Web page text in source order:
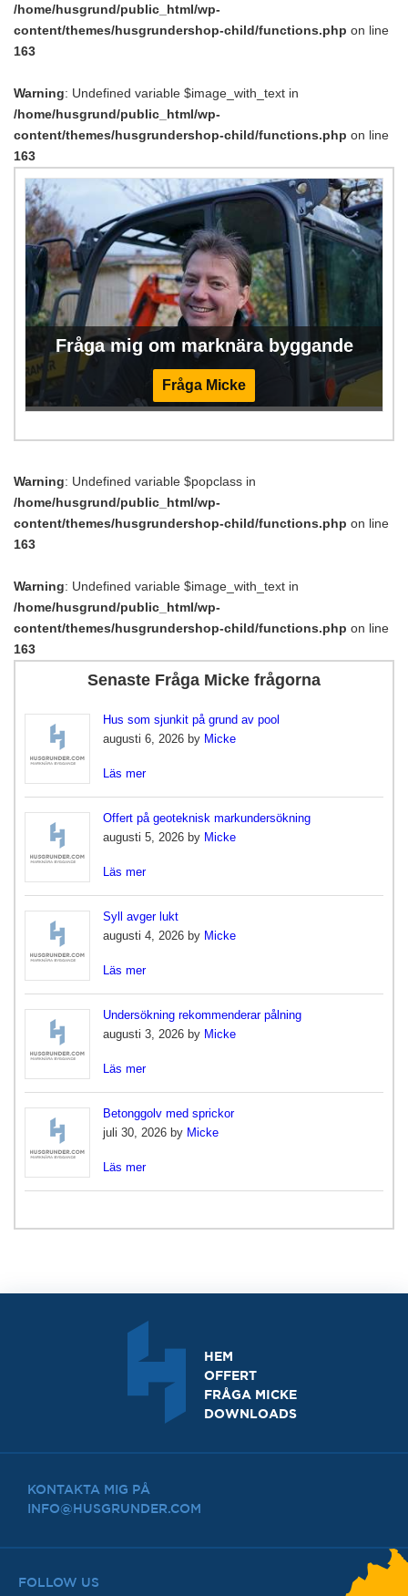
/home/husgrund/public_html/wp-
content/themes/husgrundershop-child/functions.php on line
163
Warning: Undefined variable $image_with_text in
/home/husgrund/public_html/wp-
content/themes/husgrundershop-child/functions.php on line
163
Fråga mig om marknära byggande
Fråga Micke
Warning: Undefined variable $popclass in
/home/husgrund/public_html/wp-
content/themes/husgrundershop-child/functions.php on line
163
Warning: Undefined variable $image_with_text in
/home/husgrund/public_html/wp-
content/themes/husgrundershop-child/functions.php on line
163
Senaste Fråga Micke frågorna
Hus som sjunkit på grund av pool
augusti 6, 2026 by Micke
Läs mer
Offert på geoteknisk markundersökning
augusti 5, 2026 by Micke
Läs mer
Syll avger lukt
augusti 4, 2026 by Micke
Läs mer
Undersökning rekommenderar pålning
augusti 3, 2026 by Micke
Läs mer
Betonggolv med sprickor
juli 30, 2026 by Micke
Läs mer
HEM
OFFERT
FRÅGA MICKE
DOWNLOADS
KONTAKTA MIG PÅ
INFO@HUSGRUNDER.COM
FOLLOW US